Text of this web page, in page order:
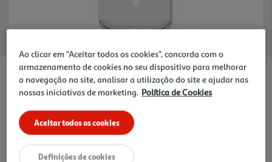
Faça a sua avaliação
Ref. / EAN: 8018080499739
29,99 €
Ao clicar em "Aceitar todos os cookies", concorda com o
armazenamento de cookies no seu dispositivo para melhorar
a navegação no site, analisar a utilização do site e ajudar nas
nossas iniciativas de marketing. Política de Cookies
Aceitar todos os cookies
Definições de cookies